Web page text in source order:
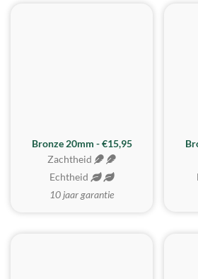
Bronze 20mm - €15,95
Zachtheid
Echtheid
10 jaar garantie